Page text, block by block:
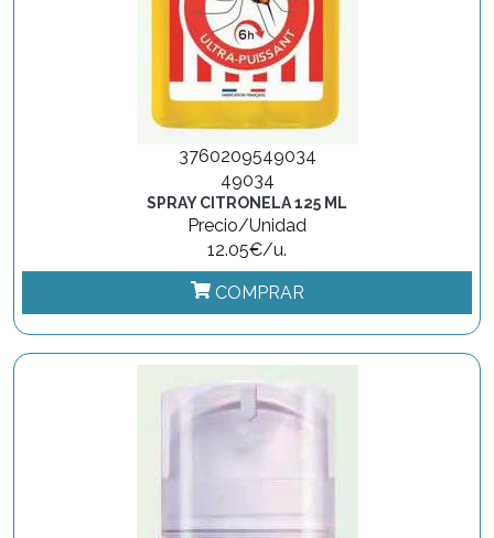
3760209549034
49034
SPRAY CITRONELA 125 ML
Precio/Unidad
12.05€/u.
COMPRAR